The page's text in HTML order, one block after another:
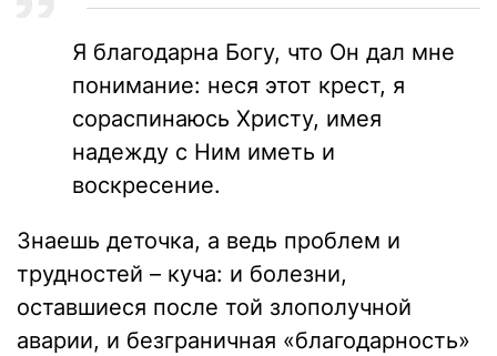
Я благодарна Богу, что Он дал мне
понимание: неся этот крест, я
сораспинаюсь Христу, имея
надежду с Ним иметь и
воскресение.
Знаешь деточка, а ведь проблем и
трудностей – куча: и болезни,
оставшиеся после той злополучной
аварии, и безграничная «благодарность»